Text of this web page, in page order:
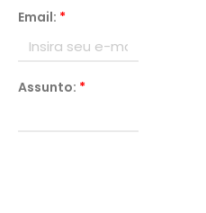
Email: *
Assunto: *